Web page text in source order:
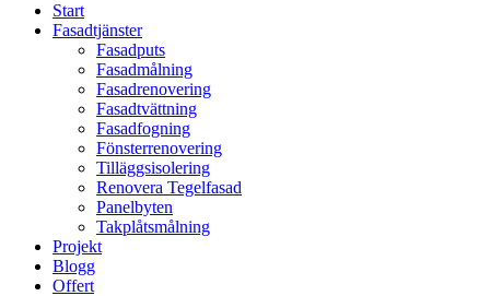
Start
Fasadtjänster
Fasadputs
Fasadmålning
Fasadrenovering
Fasadtvättning
Fasadfogning
Fönsterrenovering
Tilläggsisolering
Renovera Tegelfasad
Panelbyten
Takplåtsmålning
Projekt
Blogg
Offert